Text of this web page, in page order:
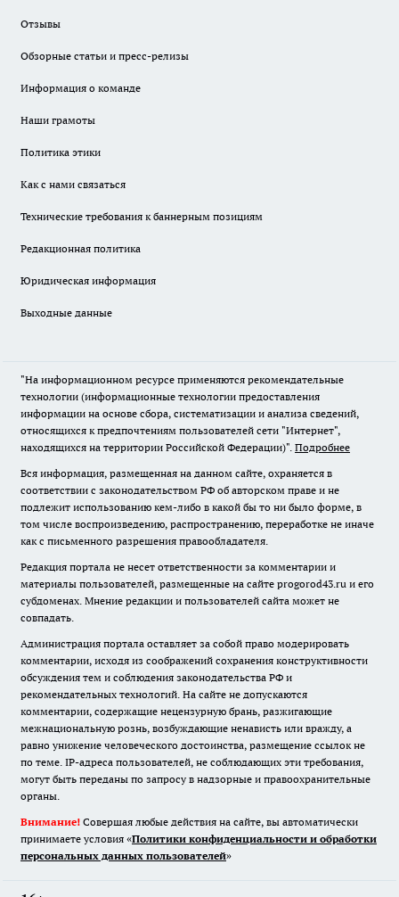
Отзывы
Обзорные статьи и пресс-релизы
Информация о команде
Наши грамоты
Политика этики
Как с нами связаться
Технические требования к баннерным позициям
Редакционная политика
Юридическая информация
Выходные данные
"На информационном ресурсе применяются рекомендательные
технологии (информационные технологии предоставления
информации на основе сбора, систематизации и анализа сведений,
относящихся к предпочтениям пользователей сети "Интернет",
находящихся на территории Российской Федерации)". Подробнее
Вся информация, размещенная на данном сайте, охраняется в
соответствии с законодательством РФ об авторском праве и не
подлежит использованию кем-либо в какой бы то ни было форме, в
том числе воспроизведению, распространению, переработке не иначе
как с письменного разрешения правообладателя.
Редакция портала не несет ответственности за комментарии и
материалы пользователей, размещенные на сайте progorod43.ru и его
субдоменах. Мнение редакции и пользователей сайта может не
совпадать.
Администрация портала оставляет за собой право модерировать
комментарии, исходя из соображений сохранения конструктивности
обсуждения тем и соблюдения законодательства РФ и
рекомендательных технологий. На сайте не допускаются
комментарии, содержащие нецензурную брань, разжигающие
межнациональную рознь, возбуждающие ненависть или вражду, а
равно унижение человеческого достоинства, размещение ссылок не
по теме. IP-адреса пользователей, не соблюдающих эти требования,
могут быть переданы по запросу в надзорные и правоохранительные
органы.
Внимание! Совершая любые действия на сайте, вы автоматически
принимаете условия «Политики конфиденциальности и обработки
персональных данных пользователей»